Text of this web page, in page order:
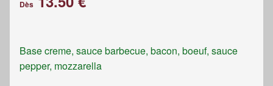
Dès
Base creme, sauce barbecue, bacon, boeuf, sauce
pepper, mozzarella